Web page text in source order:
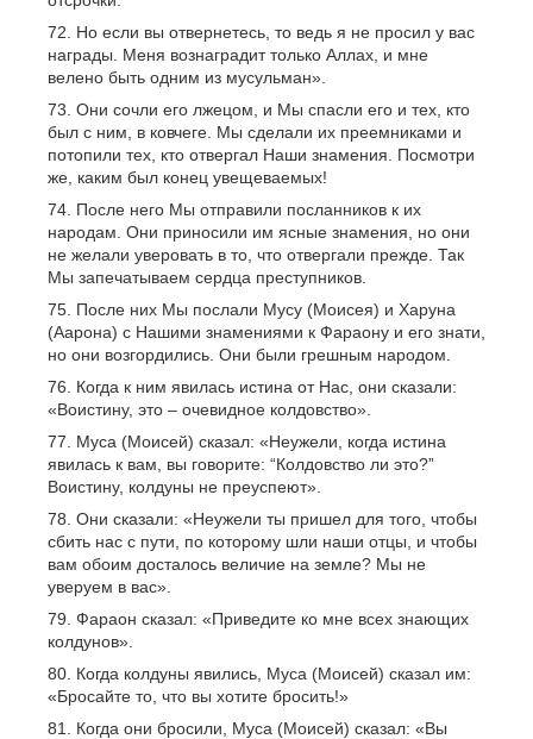
Но если вы отвернетесь, то ведь я не просил у вас
награды. Меня вознаградит только Аллах, и мне
велено быть одним из мусульман».
Они сочли его лжецом, и Мы спасли его и тех, кто
был с ним, в ковчеге. Мы сделали их преемниками и
потопили тех, кто отвергал Наши знамения. Посмотри
же, каким был конец увещеваемых!
После него Мы отправили посланников к их
народам. Они приносили им ясные знамения, но они
не желали уверовать в то, что отвергали прежде. Так
Мы запечатываем сердца преступников.
После них Мы послали Мусу (Моисея) и Харуна
(Аарона) с Нашими знамениями к Фараону и его знати,
но они возгордились. Они были грешным народом.
Когда к ним явилась истина от Нас, они сказали:
«Воистину, это – очевидное колдовство».
Муса (Моисей) сказал: «Неужели, когда истина
явилась к вам, вы говорите: “Колдовство ли это?”
Воистину, колдуны не преуспеют».
Они сказали: «Неужели ты пришел для того, чтобы
сбить нас с пути, по которому шли наши отцы, и чтобы
вам обоим досталось величие на земле? Мы не
уверуем в вас».
Фараон сказал: «Приведите ко мне всех знающих
колдунов».
Когда колдуны явились, Муса (Моисей) сказал им:
«Бросайте то, что вы хотите бросить!»
Когда они бросили, Муса (Моисей) сказал: «Вы